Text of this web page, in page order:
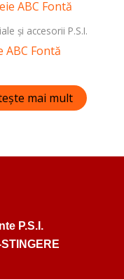
și accesorii P.S.I.
ABC Fontă
mai mult
P.S.I.